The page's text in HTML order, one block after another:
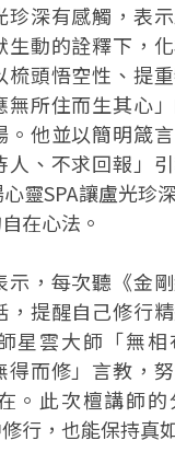
珍深有感觸，表
生動的詮釋下，
頭悟空性、提
無所住而生其心
他並以簡明箴
人、不求回報」
靈SPA讓盧光珍
在心法。
示，每次聽《金
，提醒自己修行
星雲大師「無
而修」言教，
。此次檀講師
行，也能保持真